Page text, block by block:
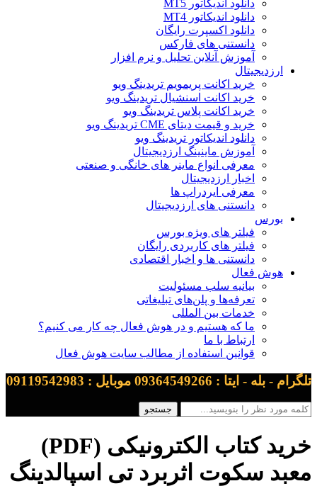
دانلود اندیکاتور MT5
دانلود اندیکاتور MT4
دانلود اکسپرت رایگان
دانستنی های فارکس
آموزش آنلاین تحلیل و نرم افزار
ارزدیجیتال
خرید اکانت پریمویم تریدینگ ویو
خرید اکانت اسنشیال تریدینگ ویو
خرید اکانت پلاس تریدینگ ویو
خرید و قیمت دیتای CME تریدینگ ویو
دانلود اندیکاتور تریدینگ ویو
آموزش ماینینگ ارزدیجیتال
معرفی انواع ماینر های خانگی و صنعتی
اخبار ارزدیجیتال
معرفی ایردراپ ها
دانستنی های ارزدیجیتال
بورس
فیلتر های ویژه بورس
فیلتر های کاربردی رایگان
دانستنی ها و اخبار اقتصادی
هوش فعال
بیانیه سلب مسئولیت
تعرفه‌ها و پلن‌های تبلیغاتی
خدمات بین المللی
ما که هستیم و در هوش فعال چه کار می کنیم؟
ارتباط با ما
قوانین استفاده از مطالب سایت هوش فعال
تلگرام - بله - ایتا : 09364549266 موبایل : 09119542983
خرید کتاب الکترونیکی (PDF)
معبد سکوت اثربرد تی اسپالدینگ